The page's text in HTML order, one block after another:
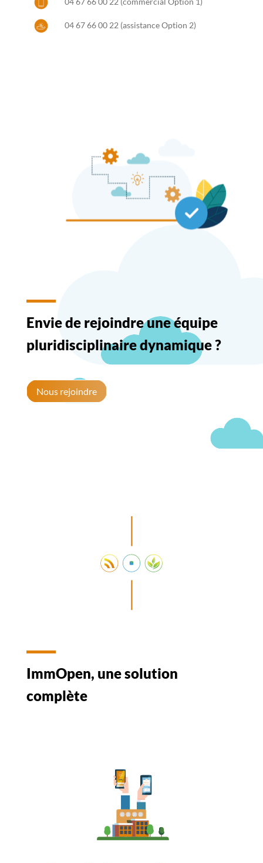
04 67 66 00 22 (assistance Option 2)
Envie de rejoindre une équipe
pluridisciplinaire dynamique ?
Nous rejoindre
ImmOpen, une solution
complète